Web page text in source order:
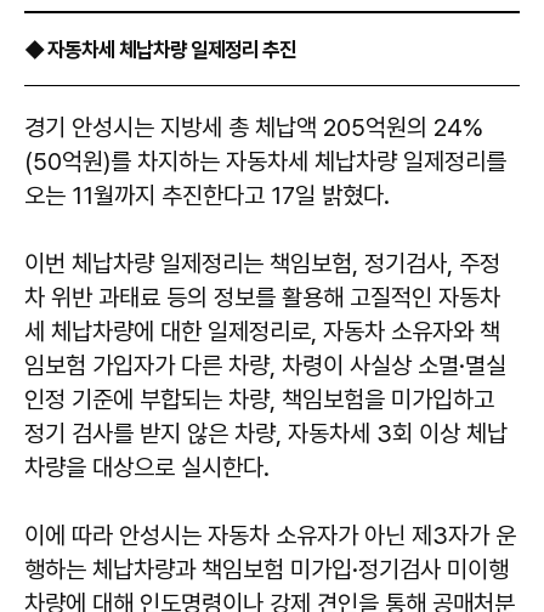
◆ 자동차세 체납차량 일제정리 추진
경기 안성시는 지방세 총 체납액 205억원의 24%
(50억원)를 차지하는 자동차세 체납차량 일제정리를
오는 11월까지 추진한다고 17일 밝혔다.
이번 체납차량 일제정리는 책임보험, 정기검사, 주정
차 위반 과태료 등의 정보를 활용해 고질적인 자동차
세 체납차량에 대한 일제정리로, 자동차 소유자와 책
임보험 가입자가 다른 차량, 차령이 사실상 소멸·멸실
인정 기준에 부합되는 차량, 책임보험을 미가입하고
정기 검사를 받지 않은 차량, 자동차세 3회 이상 체납
차량을 대상으로 실시한다.
이에 따라 안성시는 자동차 소유자가 아닌 제3자가 운
행하는 체납차량과 책임보험 미가입·정기검사 미이행
차량에 대해 인도명령이나 강제 견인을 통해 공매처분